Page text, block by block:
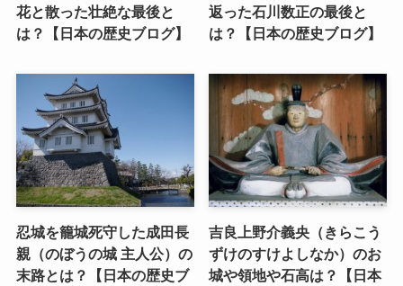
花と散った壮絶な最後と
は？【日本の歴史ブログ】
返った石川数正の最後と
は？【日本の歴史ブログ】
忍城を籠城死守した成田長
親（のぼうの城 主人公）の
末路とは？【日本の歴史ブ
吉良上野介義央（きらこう
ずけのすけよしなか）のお
城や領地や石高は？【日本